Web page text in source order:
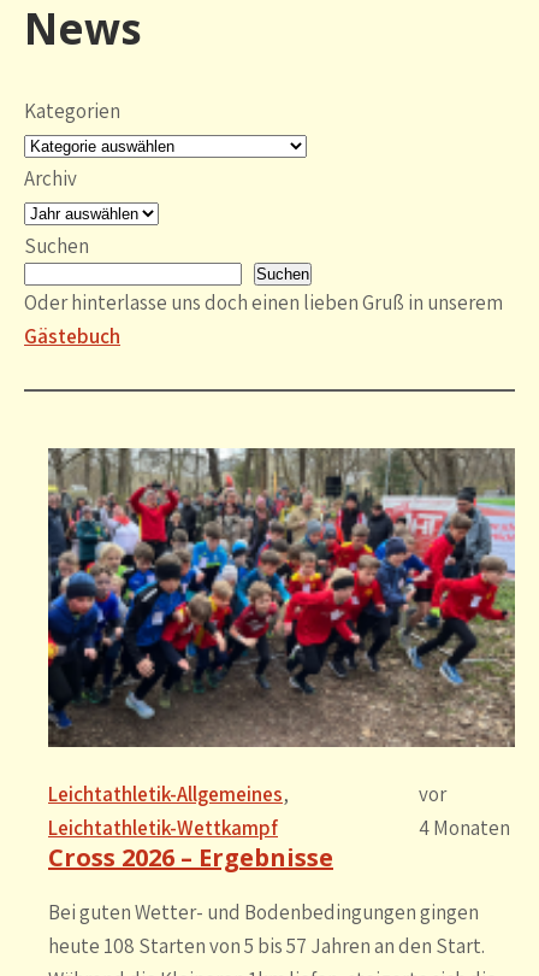
News
Kategorien
Archiv
Suchen
Suchen
Oder hinterlasse uns doch einen lieben Gruß in unserem
Gästebuch
Leichtathletik-Allgemeines
Leichtathletik-Wettkampf
vor
4 Monaten
Cross 2026 – Ergebnisse
Bei guten Wetter- und Bodenbedingungen gingen
heute 108 Starten von 5 bis 57 Jahren an den Start.